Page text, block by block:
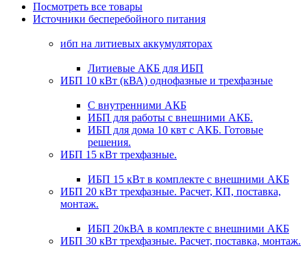
Посмотреть все товары
Источники бесперебойного питания
ибп на литиевых аккумуляторах
Литиевые АКБ для ИБП
ИБП 10 кВт (кВА) однофазные и трехфазные
С внутренними АКБ
ИБП для работы с внешними АКБ.
ИБП для дома 10 квт с АКБ. Готовые
решения.
ИБП 15 кВт трехфазные.
ИБП 15 кВт в комплекте с внешними АКБ
ИБП 20 кВт трехфазные. Расчет, КП, поставка,
монтаж.
ИБП 20кВА в комплекте с внешними АКБ
ИБП 30 кВт трехфазные. Расчет, поставка, монтаж.